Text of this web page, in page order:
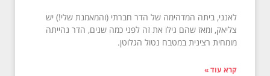
לאנני, ביתה המדהימה של הדר חברתי (והמאמנת שלי!) יש
צליאק, ומאז שהם גילו את זה לפני כמה שנים, הדר נהייתה
מומחית רצינית במטבח נטול הגלוטן.
קרא עוד »